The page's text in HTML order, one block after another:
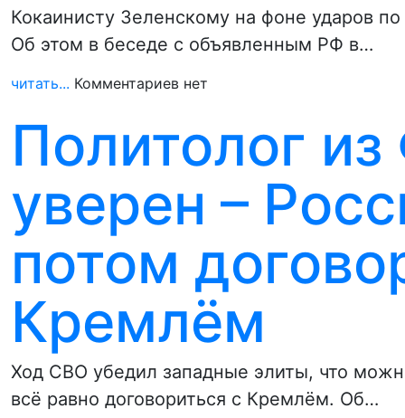
Кокаинисту Зеленскому на фоне ударов
Об этом в беседе с объявленным РФ в…
читать... Комментариев нет
Политолог
уверен –
потом
Кремлём
Ход СВО убедил западные элиты, что
всё равно договориться с Кремлём. Об…